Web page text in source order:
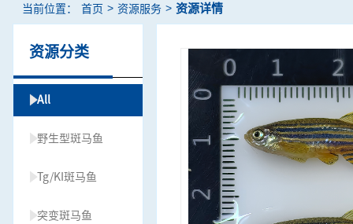
当前位置： 首页 > 资源服务 > 资源详情
资源分类
All
野生型斑马鱼
Tg/KI斑马鱼
突变斑马鱼